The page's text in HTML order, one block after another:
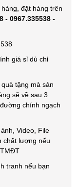
đặt hàng trên
- 0967.335538 -
giá sỉ dù chỉ
tặng mà sản
sẽ về sau 3
chính ngạch
Video, File
chất lượng nếu
tranh nếu bạn